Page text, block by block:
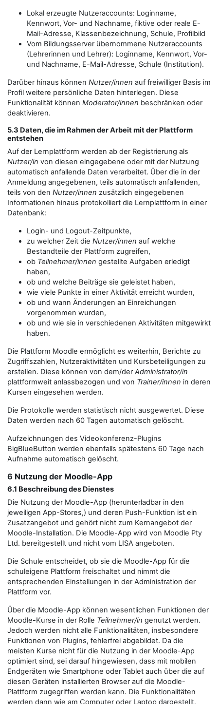
Lokal erzeugte Nutzeraccounts: Loginname,
Kennwort, Vor- und Nachname, fiktive oder reale E-
Mail-Adresse, Klassenbezeichnung, Schule, Profilbild
Vom Bildungsserver übernommene Nutzeraccounts
(Lehrerinnen und Lehrer): Loginname, Kennwort, Vor-
und Nachname, E-Mail-Adresse, Schule (Institution).
Darüber hinaus können Nutzer/innen auf freiwilliger Basis im
Profil weitere persönliche Daten hinterlegen. Diese
Funktionalität können Moderator/innen beschränken oder
deaktivieren.
5.3 Daten, die im Rahmen der Arbeit mit der Plattform
entstehen
Auf der Lernplattform werden ab der Registrierung als
Nutzer/in von diesen eingegebene oder mit der Nutzung
automatisch anfallende Daten verarbeitet. Über die in der
Anmeldung angegebenen, teils automatisch anfallenden,
teils von den Nutzer/innen zusätzlich eingegebenen
Informationen hinaus protokolliert die Lernplattform in einer
Datenbank:
Login- und Logout-Zeitpunkte,
zu welcher Zeit die Nutzer/innen auf welche
Bestandteile der Plattform zugreifen,
ob Teilnehmer/innen gestellte Aufgaben erledigt
haben,
ob und welche Beiträge sie geleistet haben,
wie viele Punkte in einer Aktivität erreicht wurden,
ob und wann Änderungen an Einreichungen
vorgenommen wurden,
ob und wie sie in verschiedenen Aktivitäten mitgewirkt
haben.
Die Plattform Moodle ermöglicht es weiterhin, Berichte zu
Zugriffszahlen, Nutzeraktivitäten und Kursbeteiligungen zu
erstellen. Diese können von dem/derAdministrator/in
plattformweit anlassbezogen und von Trainer/innen in deren
Kursen eingesehen werden.
Die Protokolle werden statistisch nicht ausgewertet. Diese
Daten werden nach 60 Tagen automatisch gelöscht.
Aufzeichnungen des Videokonferenz-Plugins
BigBlueButton werden ebenfalls spätestens 60 Tage nach
Aufnahme automatisch gelöscht.
6 Nutzung der Moodle-App
6.1 Beschreibung des Dienstes
Die Nutzung der Moodle-App (herunterladbar in den
jeweiligen App-Stores,) und deren Push-Funktion ist ein
Zusatzangebot und gehört nicht zum Kernangebot der
Moodle-Installation. Die Moodle-App wird von Moodle Pty
Ltd. bereitgestellt und nicht vom LISA angeboten.
Die Schule entscheidet, ob sie die Moodle-App für die
schuleigene Plattform freischaltet und nimmt die
entsprechenden Einstellungen in der Administration der
Plattform vor.
Über die Moodle-App können wesentlichen Funktionen der
Moodle-Kurse in der Rolle Teilnehmer/in genutzt werden.
Jedoch werden nicht alle Funktionalitäten, insbesondere
Funktionen von Plugins, fehlerfrei abgebildet. Da die
meisten Kurse nicht für die Nutzung in der Moodle-App
optimiert sind, sei darauf hingewiesen, dass mit mobilen
Endgeräten wie Smartphone oder Tablet auch über die auf
diesen Geräten installierten Browser auf die Moodle-
Plattform zugegriffen werden kann. Die Funktionalitäten
werden dann wie am Computer oder Laptop dargestellt.